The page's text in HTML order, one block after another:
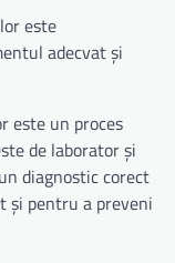
este
adecvat și
este un proces
de laborator și
diagnostic corect
și pentru a preveni